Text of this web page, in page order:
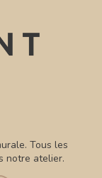
Tous les
notre atelier.